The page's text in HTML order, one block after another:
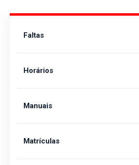
Faltas
Horários
Manuais
Matrículas